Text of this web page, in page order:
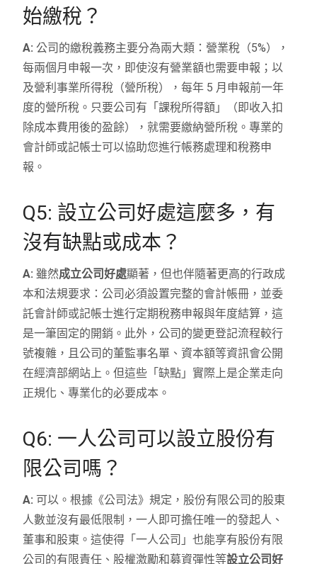
始繳稅？
A: 公司的繳稅義務主要分為兩大類：營業稅（5%），
每兩個月申報一次，即使沒有營業額也需要申報；以
及營利事業所得稅（營所稅），每年 5 月申報前一年
度的營所稅。只要公司有「課稅所得額」（即收入扣
除成本費用後的盈餘），就需要繳納營所稅。專業的
會計師或記帳士可以協助您進行帳務處理和稅務申
報。
Q5: 設立公司好處這麼多，有
沒有缺點或成本？
A: 雖然成立公司好處顯著，但也伴隨著更高的行政成
本和法規要求：公司必須設置完整的會計帳冊，並委
託會計師或記帳士進行定期稅務申報與年度結算，這
是一筆固定的開銷。此外，公司的變更登記流程較行
號複雜，且公司的董監事名單、資本額等資訊會公開
在經濟部網站上。但這些「缺點」實際上是企業走向
正規化、專業化的必要成本。
Q6: 一人公司可以設立股份有
限公司嗎？
A: 可以。根據《公司法》規定，股份有限公司的股東
人數並沒有最低限制，一人即可擔任唯一的發起人、
董事和股東。這使得「一人公司」也能享有股份有限
公司的有限責任、股權激勵和募資彈性等設立公司好